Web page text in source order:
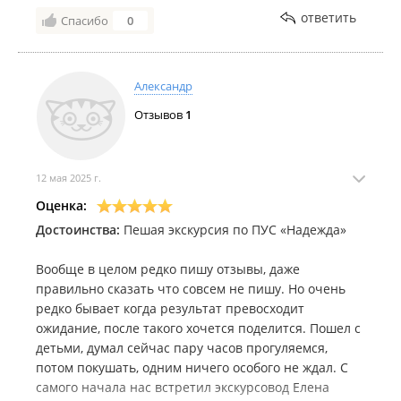
данной организации перезвонил и отменил поездку
поездки представитель Организатора не захотел
Порекомендовали только заранее билеты не
покупать, а приобретать непосредственно перед
поездкой (хотя на официальном сайте и сайте vl.ru
предоплаты).
Деньги вернут, но организатор отправит их в
течение двух дней, а дальше все зависит от банка,
Через данного организатора морских прогулок
оформлять билеты больше нет никакого желания и
тем более рекомендовать компанию другим людям.
Спасибо 0 ответить
Александр
Отзывов 1
12 мая 2025 г.
Оценка:
Достоинства: Пешая экскурсия по ПУС «Надежда»
Вообще в целом редко пишу отзывы, даже
правильно сказать что совсем не пишу. Но очень
редко бывает когда результат превосходит
ожидание, после такого хочется поделится. Пошел с
детьми, думал сейчас пару часов прогуляемся,
потом покушать, одним ничего особого не ждал. С
самого начала нас встретил экскурсовод Елена